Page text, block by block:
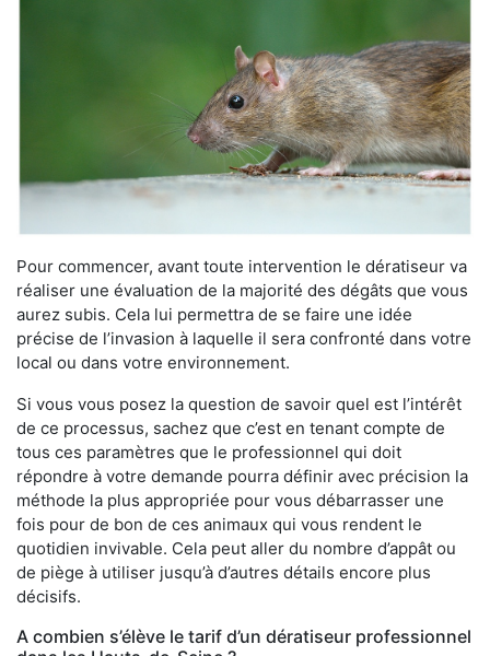
Pour commencer, avant toute intervention le dératiseur va
réaliser une évaluation de la majorité des dégâts que vous
aurez subis. Cela lui permettra de se faire une idée
précise de l’invasion à laquelle il sera confronté dans votre
local ou dans votre environnement.
Si vous vous posez la question de savoir quel est l’intérêt
de ce processus, sachez que c’est en tenant compte de
tous ces paramètres que le professionnel qui doit
répondre à votre demande pourra définir avec précision la
méthode la plus appropriée pour vous débarrasser une
fois pour de bon de ces animaux qui vous rendent le
quotidien invivable. Cela peut aller du nombre d’appât ou
de piège à utiliser jusqu’à d’autres détails encore plus
décisifs.
A combien s’élève le tarif d’un dératiseur professionnel